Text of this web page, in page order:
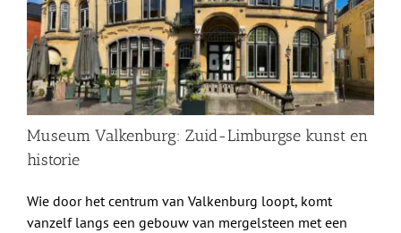
Over Ons
BEZOEK
Museum Valkenburg: Zuid-Limburgse kunst en
historie
Wie door het centrum van Valkenburg loopt, komt
vanzelf langs een gebouw van mergelsteen met een